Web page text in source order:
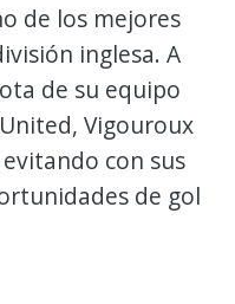
de los mejores
inglesa. A
de su equipo
Vigouroux
con sus
de gol